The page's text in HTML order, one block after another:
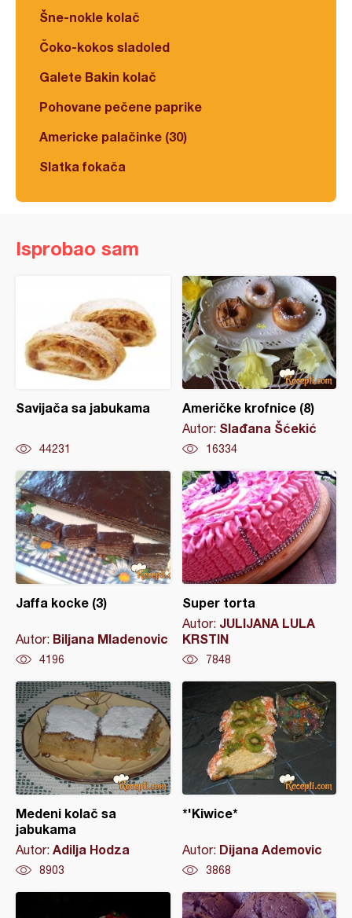
Šne-nokle kolač
Čoko-kokos sladoled
Galete Bakin kolač
Pohovane pečene paprike
Americke palačinke (30)
Slatka fokača
Isprobao sam
Savijača sa jabukama
44231
Američke krofnice (8)
Autor: Slađana Šćekić
16334
Jaffa kocke (3)
Autor: Biljana Mladenovic
4196
Super torta
Autor: JULIJANA LULA
KRSTIN
7848
Medeni kolač sa
jabukama
Autor: Adilja Hodza
8903
*'Kiwice*
Autor: Dijana Ademovic
3868